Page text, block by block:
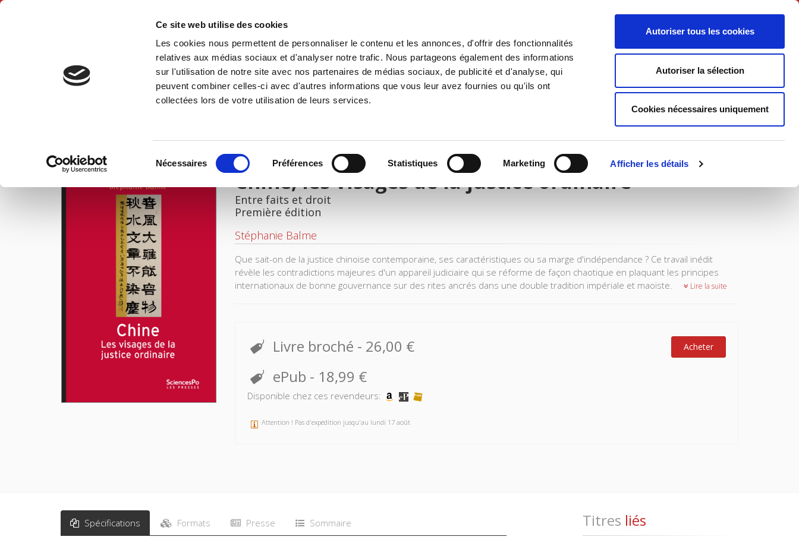
Ce site web utilise des cookies
Les cookies nous permettent de personnaliser le contenu et les annonces, d'offrir des fonctionnalités
relatives aux médias sociaux et d'analyser notre trafic. Nous partageons également des informations
sur l'utilisation de notre site avec nos partenaires de médias sociaux, de publicité et d'analyse, qui
peuvent combiner celles-ci avec d'autres informations que vous leur avez fournies ou qu'ils ont
collectées lors de votre utilisation de leurs services.
Nécessaires Préférences Statistiques Marketing Afficher les détails
Autoriser tous les cookies
Autoriser la sélection
Cookies nécessaires uniquement
Français
Accueil Environnement Histoire International Politique Société
Accueil Chine, les visages de la justice ordinaire
Chine, les visages de la justice ordinaire
Entre faits et droit
Première édition
Stéphanie Balme
Que sait-on de la justice chinoise contemporaine, ses caractéristiques ou sa marge d'indépendance ? Ce travail inédit
révèle les contradictions majeures d'un appareil judiciaire qui se réforme de façon chaotique en plaquant les principes
internationaux de bonne gouvernance sur des rites ancrés dans une double tradition impériale et maoïste.
Lire la suite
Livre broché - 26,00 € Acheter
ePub - 18,99 €
Disponible chez ces revendeurs:
Attention ! Pas d'expédition jusqu'au lundi 17 août
Spécifications Formats Presse Sommaire Titres liés